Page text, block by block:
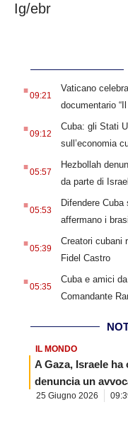
Ig/ebr
.09:21
Vaticano
documentario
.09:12
Cuba: gli Stati
sull’economia
.05:57
Hezbollah
da parte di
.05:53
Difendere Cuba
affermano i
.05:39
Creatori cubani
Fidel Castro
.05:35
Cuba e amici
Comandante
IL MONDO
A Gaza, Israele
denuncia un
25 Giugno 2026